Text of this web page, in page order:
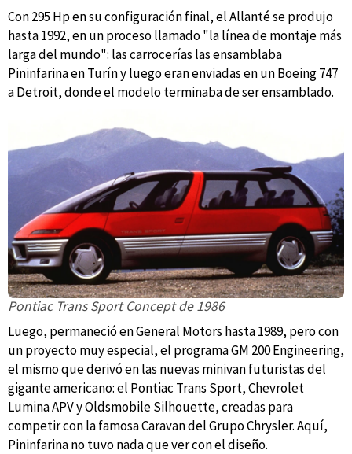
Con 295 Hp en su configuración final, el Allanté se produjo
hasta 1992, en un proceso llamado "la línea de montaje más
larga del mundo": las carrocerías las ensamblaba
Pininfarina en Turín y luego eran enviadas en un Boeing 747
a Detroit, donde el modelo terminaba de ser ensamblado.
Pontiac Trans Sport Concept de 1986
Luego, permaneció en General Motors hasta 1989, pero con
un proyecto muy especial, el programa GM 200 Engineering,
el mismo que derivó en las nuevas minivan futuristas del
gigante americano: el Pontiac Trans Sport, Chevrolet
Lumina APV y Oldsmobile Silhouette, creadas para
competir con la famosa Caravan del Grupo Chrysler. Aquí,
Pininfarina no tuvo nada que ver con el diseño.